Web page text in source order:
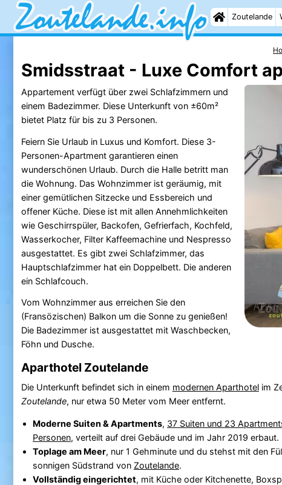
Zoutelande
Smidsstraat - Luxe Comfort
Appartement verfügt über zwei Schlafzimmern und
einem Badezimmer. Diese Unterkunft von ±60m²
bietet Platz für bis zu 3 Personen.
Feiern Sie Urlaub in Luxus und Komfort. Diese 3-
Personen-Apartment garantieren einen
wunderschönen Urlaub. Durch die Halle betritt man
die Wohnung. Das Wohnzimmer ist geräumig, mit
einer gemütlichen Sitzecke und Essbereich und
offener Küche. Diese ist mit allen Annehmlichkeiten
wie Geschirrspüler, Backofen, Gefrierfach, Kochfeld,
Wasserkocher, Filter Kaffeemachine und Nespresso
ausgestattet. Es gibt zwei Schlafzimmer, das
Hauptschlafzimmer hat ein Doppelbett. Die anderen
ein Schlafcouch.
Vom Wohnzimmer aus erreichen Sie den
(Fransözischen) Balkon um die Sonne zu genießen!
Die Badezimmer ist ausgestattet mit Waschbecken,
Föhn und Dusche.
Aparthotel Zoutelande
Die Unterkunft befindet sich in einem modernen Aparthotelim
Zoutelande, nur etwa 50 Meter vom Meer entfernt.
Moderne Suiten & Apartments, 37 Suiten und 23
Personen, verteilt auf drei Gebäude und im Jahr 2019 erbaut.
Toplage am Meer, nur 1 Gehminute und du stehst mit den
sonnigen Südstrand von Zoutelande.
Vollständig eingerichtet, mit Küche oder Kitchenette,